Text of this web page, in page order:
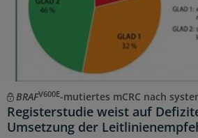
BRAFV600E-mutiertes mCRC nach
Registerstudie weist auf
Umsetzung der